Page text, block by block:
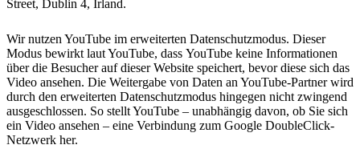
Street, Dublin 4, Irland.
Wir nutzen YouTube im erweiterten Datenschutzmodus. Dieser
Modus bewirkt laut YouTube, dass YouTube keine Informationen
über die Besucher auf dieser Website speichert, bevor diese sich das
Video ansehen. Die Weitergabe von Daten an YouTube-Partner wird
durch den erweiterten Datenschutzmodus hingegen nicht zwingend
ausgeschlossen. So stellt YouTube – unabhängig davon, ob Sie sich
ein Video ansehen – eine Verbindung zum Google DoubleClick-
Netzwerk her.